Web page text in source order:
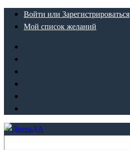
ПерейтиВойти или Зарегистрироваться
Мой список желаний